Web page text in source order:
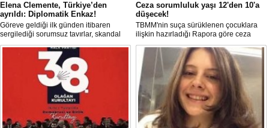
Elena Clemente, Türkiye’den
ayrıldı: Diplomatik Enkaz!
Göreve geldiği ilk günden itibaren
sergilediği sorumsuz tavırlar, skandal
kararlar ve özellikle Türk öğrencilere
uyguladığı vize ambargosuyla tepkilerin
odağında olan İtalya’nın İstanbul
Başkonsolosu Elena Clemente’nin
Türkiye’deki görevi nihayet sona erdi.
Ceza sorumluluk yaşı 12'den 10'a
düşecek!
TBMM'nin suça sürüklenen çocuklara
ilişkin hazırladığı Rapora göre ceza
sorumluluğu yaşının; 12'den 10'a
düşürülmesi planlanıyor.